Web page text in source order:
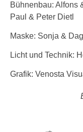
Bühnenbau: Alfons
Paul & Peter Dietl
Maske: Sonja &
Licht und Technik:
Grafik: Venosta